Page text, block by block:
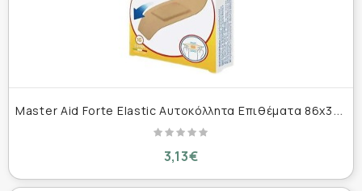
M
aster Aid Forte Elastic Αυτοκόλλητα Επιθέματα 86x39mm 16τμχ
3,13€